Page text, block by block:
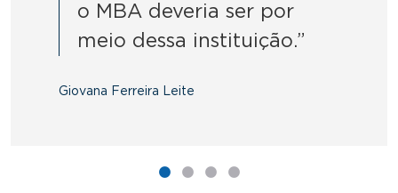
o MBA deveria ser por
meio dessa instituição.”
Giovana Ferreira Leite